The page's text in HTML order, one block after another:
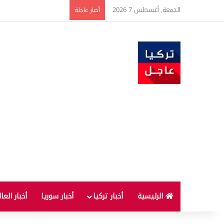
الجمعة, أغسطس 7 2026 أخبار عاجلة
الرئيسية أخبار تركيا أخبار سوريا أخبار